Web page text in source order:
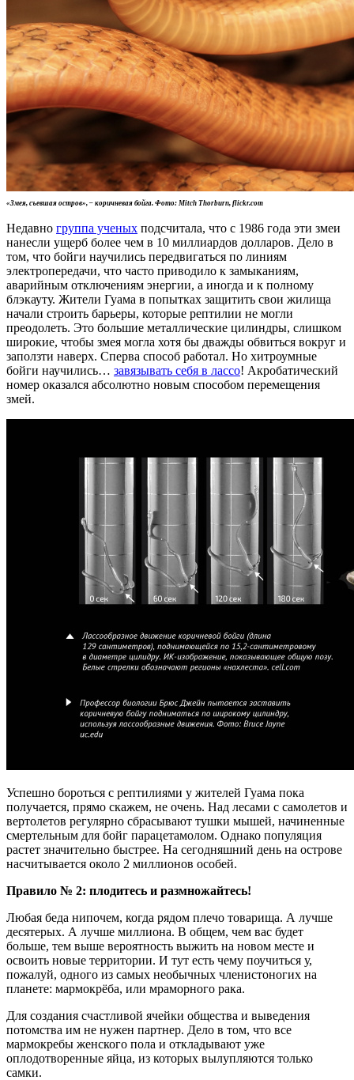
«Змея, съевшая остров», – коричневая бойга. Фото: Mitch Thorburn, flickr.com
Недавно группа ученых подсчитала, что c 1986 года эти змеи
нанесли ущерб более чем в 10 миллиардов долларов. Дело в
том, что бойги научились передвигаться по линиям
электропередачи, что часто приводило к замыканиям,
аварийным отключениям энергии, а иногда и к полному
блэкауту. Жители Гуама в попытках защитить свои жилища
начали строить барьеры, которые рептилии не могли
преодолеть. Это большие металлические цилиндры, слишком
широкие, чтобы змея могла хотя бы дважды обвиться вокруг и
заползти наверх. Сперва способ работал. Но хитроумные
бойги научились… завязывать себя в лассо! Акробатический
номер оказался абсолютно новым способом перемещения
змей.
Успешно бороться с рептилиями у жителей Гуама пока
получается, прямо скажем, не очень. Над лесами с самолетов и
вертолетов регулярно сбрасывают тушки мышей, начиненные
смертельным для бойг парацетамолом. Однако популяция
растет значительно быстрее. На сегодняшний день на острове
насчитывается около 2 миллионов особей.
Правило № 2: плодитесь и размножайтесь!
Любая беда нипочем, когда рядом плечо товарища. А лучше
десятерых. А лучше миллиона. В общем, чем вас будет
больше, тем выше вероятность выжить на новом месте и
освоить новые территории. И тут есть чему поучиться у,
пожалуй, одного из самых необычных членистоногих на
планете: мармокрёба, или мраморного рака.
Для создания счастливой ячейки общества и выведения
потомства им не нужен партнер. Дело в том, что все
мармокребы женского пола и откладывают уже
оплодотворенные яйца, из которых вылупляются только
самки.